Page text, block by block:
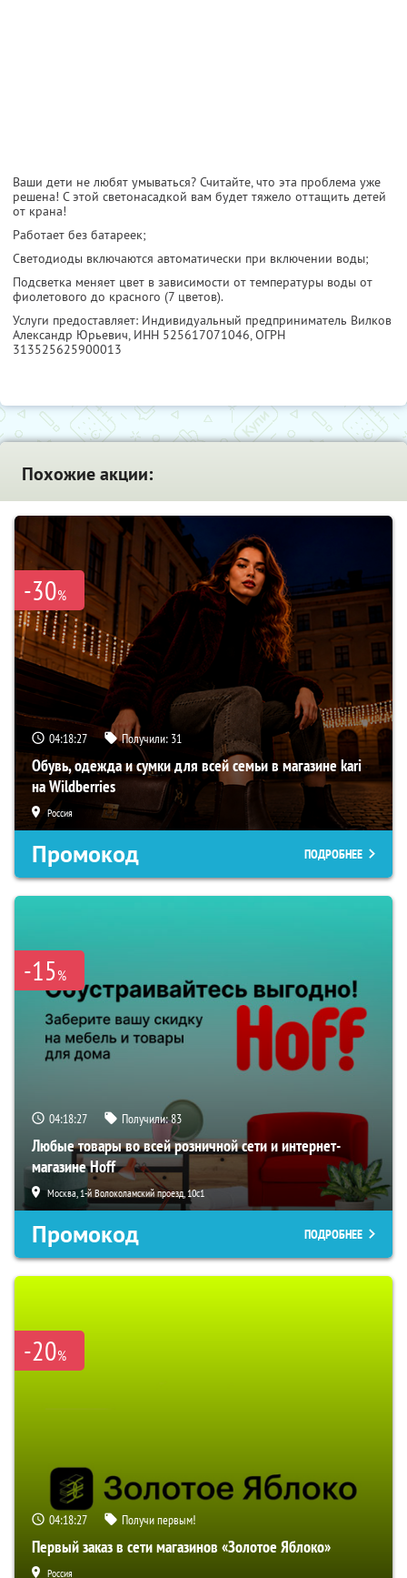
Ваши дети не любят умываться? Считайте, что эта проблема уже
решена! С этой светонасадкой вам будет тяжело оттащить детей
от крана!
Работает без батареек;
Светодиоды включаются автоматически при включении воды;
Подсветка меняет цвет в зависимости от температуры воды от
фиолетового до красного (7 цветов).
Услуги предоставляет: Индивидуальный предприниматель Вилков
Александр Юрьевич, ИНН 525617071046, ОГРН
313525625900013
Похожие акции:
-30%
04:18:26 Получили: 31
Обувь, одежда и сумки для всей семьи в магазине kari
на Wildberries
Россия
Промокод ПОДРОБНЕЕ
-15%
04:18:26 Получили:83
Любые товары во всей розничной сети и интернет-
магазине Hoff
Москва, 1-й Волоколамский проезд, 10с1
Промокод ПОДРОБНЕЕ
-20%
04:18:26 Получи первым!
Первый заказ в сети магазинов «Золотое Яблоко»
Россия